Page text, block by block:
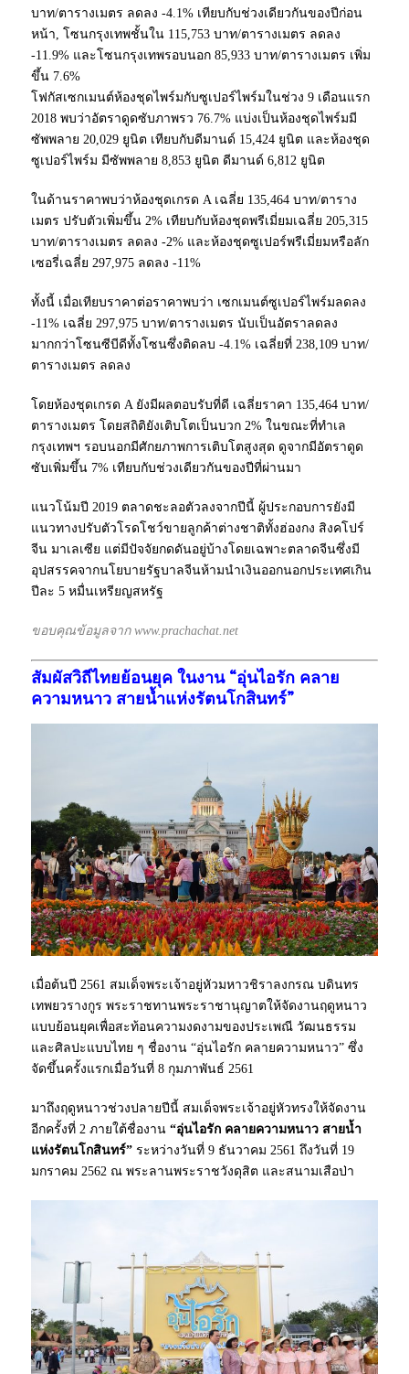
บาท/ตารางเมตร ลดลง -4.1% เทียบกับช่วงเดียวกันของปีก่อน
หน้า, โซนกรุงเทพชั้นใน 115,753 บาท/ตารางเมตร ลดลง
-11.9% และโซนกรุงเทพรอบนอก 85,933 บาท/ตารางเมตร เพิ่ม
ขึ้น 7.6%
โฟกัสเซกเมนต์ห้องชุดไพร์มกับซูเปอร์ไพร์มในช่วง 9 เดือนแรก
2018 พบว่าอัตราดูดซับภาพรว 76.7% แบ่งเป็นห้องชุดไพร์มมี
ซัพพลาย 20,029 ยูนิต เทียบกับดีมานด์ 15,424 ยูนิต และห้องชุด
ซูเปอร์ไพร์ม มีซัพพลาย 8,853 ยูนิต ดีมานด์ 6,812 ยูนิต
ในด้านราคาพบว่าห้องชุดเกรด A เฉลี่ย 135,464 บาท/ตาราง
เมตร ปรับตัวเพิ่มขึ้น 2% เทียบกับห้องชุดพรีเมี่ยมเฉลี่ย 205,315
บาท/ตารางเมตร ลดลง -2% และห้องชุดซูเปอร์พรีเมี่ยมหรือลัก
เซอรี่เฉลี่ย 297,975 ลดลง -11%
ทั้งนี้ เมื่อเทียบราคาต่อราคาพบว่า เซกเมนต์ซูเปอร์ไพร์มลดลง
-11% เฉลี่ย 297,975 บาท/ตารางเมตร นับเป็นอัตราลดลง
มากกว่าโซนซีบีดีทั้งโซนซึ่งติดลบ -4.1% เฉลี่ยที่ 238,109 บาท/
ตารางเมตร ลดลง
โดยห้องชุดเกรด A ยังมีผลตอบรับที่ดี เฉลี่ยราคา 135,464 บาท/
ตารางเมตร โดยสถิติยังเติบโตเป็นบวก 2% ในขณะที่ทำเล
กรุงเทพฯ รอบนอกมีศักยภาพการเติบโตสูงสุด ดูจากมีอัตราดูด
ซับเพิ่มขึ้น 7% เทียบกับช่วงเดียวกันของปีที่ผ่านมา
แนวโน้มปี 2019 ตลาดชะลอตัวลงจากปีนี้ ผู้ประกอบการยังมี
แนวทางปรับตัวโรดโชว์ขายลูกค้าต่างชาติทั้งฮ่องกง สิงคโปร์
จีน มาเลเซีย แต่มีปัจจัยกดดันอยู่บ้างโดยเฉพาะตลาดจีนซึ่งมี
อุปสรรคจากนโยบายรัฐบาลจีนห้ามนำเงินออกนอกประเทศเกิน
ปีละ 5 หมื่นเหรียญสหรัฐ
ขอบคุณข้อมูลจาก www.prachachat.net
สัมผัสวิถีไทยย้อนยุค ในงาน “อุ่นไอรัก คลาย
ความหนาว สายน้ำแห่งรัตนโกสินทร์”
เมื่อต้นปี 2561 สมเด็จพระเจ้าอยู่หัวมหาวชิราลงกรณ บดินทร
เทพยวรางกูร พระราชทานพระราชานุญาตให้จัดงานฤดูหนาว
แบบย้อนยุคเพื่อสะท้อนความงดงามของประเพณี วัฒนธรรม
และศิลปะแบบไทย ๆ ชื่องาน “อุ่นไอรัก คลายความหนาว” ซึ่ง
จัดขึ้นครั้งแรกเมื่อวันที่ 8 กุมภาพันธ์ 2561
มาถึงฤดูหนาวช่วงปลายปีนี้ สมเด็จพระเจ้าอยู่หัวทรงให้จัดงาน
อีกครั้งที่ 2 ภายใต้ชื่องาน “อุ่นไอรัก คลายความหนาว สายน้ำ
แห่งรัตนโกสินทร์” ระหว่างวันที่ 9 ธันวาคม 2561 ถึงวันที่ 19
มกราคม 2562 ณ พระลานพระราชวังดุสิต และสนามเสือป่า